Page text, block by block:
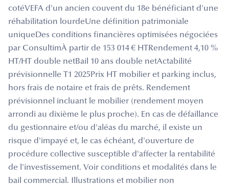
cotéVEFA d'un ancien couvent du 18e bénéficiant d'une
réhabilitation lourdeUne définition patrimoniale
uniqueDes conditions financières optimisées négociées
par ConsultimÀ partir de 153 014 € HTRendement 4,10 %
HT/HT double netBail 10 ans double netActabilité
prévisionnelle T1 2025Prix HT mobilier et parking inclus,
hors frais de notaire et frais de prêts. Rendement
prévisionnel incluant le mobilier (rendement moyen
arrondi au dixième le plus proche). En cas de défaillance
du gestionnaire et/ou d'aléas du marché, il existe un
risque d'impayé et, le cas échéant, d'ouverture de
procédure collective susceptible d'affecter la rentabilité
de l'investissement. Voir conditions et modalités dans le
bail commercial. Illustrations et mobilier non